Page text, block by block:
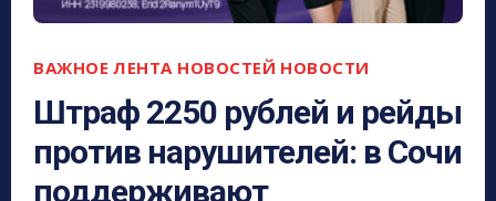
ВАЖНОЕ ЛЕНТА НОВОСТЕЙ НОВОСТИ
Штраф 2250 рублей и рейды
против нарушителей: в Сочи
поддерживают